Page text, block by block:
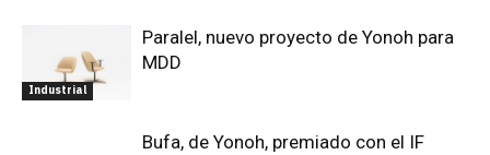
Industrial
Paralel, nuevo proyecto de Yonoh para
MDD
Bufa, de Yonoh, premiado con el IF